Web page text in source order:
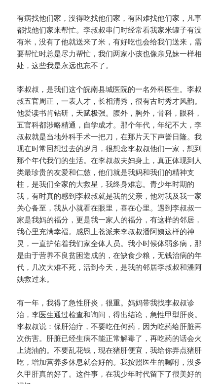
有病找他们家，没得吃找他们家，有困难找他们家，凡事
都找他们家来帮忙。李叔叔串门时经常看我家米罐子有没
有米，没有了他就送来了米，有好吃也会给我们送来，需
要帮忙时总是尽力帮忙，我们两家小孩也像亲兄妹一样相
处，这些我是永远也忘不了。
李叔叔，是我们这个皖南县城医院的一名外科医生。李叔
叔五官周正，一表人才，长相清秀，很有古时秀才风韵。
他爱读书肯钻研，天赋极强。腹外，胸外，骨科，眼科，
五官科都涉略精通，自学成才。那个年代，年纪不大，李
叔叔就是当地外科手术一把刀，在那片天下声誉日隆。我
现在时常回想过去的岁月，很想念李叔叔他们一家，想到
那个年代我们的生活。在李叔叔夫妇身上，真正体现到人
类最珍贵的友爱和仁慈，他们就是我妈和我们的精神支
柱，是我们全家的大救星，我终身难忘。青少年时期的
我，有时真的感到李叔叔就是我的父亲，他对我及我一家
关心备至，我从小就看在眼里，喜在心里。遇到李叔叔一
家是我妈的福分，更是我一家人的福分，有这样的邻居，
我心里充满幸福。感恩上苍派来李叔叔潘阿姨这样的神
灵，一直护佑着我们家全体人员。我小时候体弱多病，那
是由于营养不良贫困造成的，在缺食少粮，无钱治病的年
代，几次大难不死，活到今天，是我的邻居李叔叔和潘阿
姨救过来。
有一年，我得了急性肝炎，很重。妈妈带我找李叔叔诊
治，李医生通过检查和询问，得出结论，急性甲型肝炎。
李叔叔说：保肝治疗，不要吃任何药，因为吃药给肝脏再
次伤害。肝脏已经生病不能正常解毒了，再吃药的话会火
上浇油的。不要乱花钱，现在猪肝便宜，我给你弄点猪肝
吃，增加营养多休息就会好的。我按照医生的嘱咐，没多
久甲肝真的好了。这件事，在我少年时代留下了很美好的